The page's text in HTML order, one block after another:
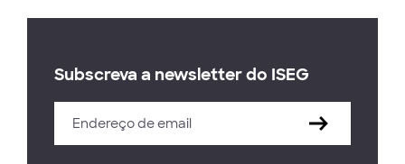
Subscreva a newsletter do ISEG